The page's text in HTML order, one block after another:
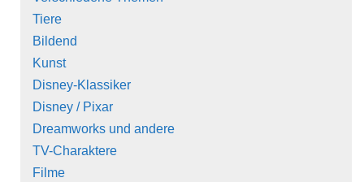
Tiere
Bildend
Kunst
Disney-Klassiker
Disney / Pixar
Dreamworks und andere
TV-Charaktere
Filme